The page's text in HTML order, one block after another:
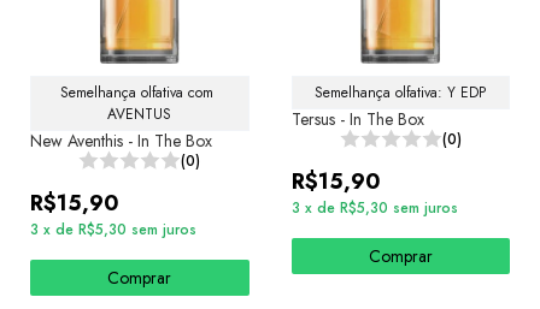
Semelhança olfativa com
AVENTUS
New Aventhis - In The Box
(0)
R$15,90
3 x de R$5,30 sem juros
Comprar
Semelhança olfativa: Y EDP
Tersus - In The Box
(0)
R$15,90
3 x de R$5,30 sem juros
Comprar